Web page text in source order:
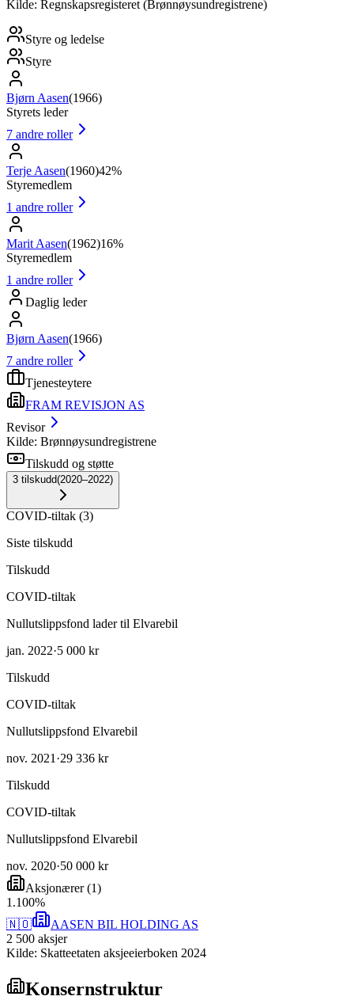
Kilde: Regnskapsregisteret (Brønnøysundregistrene)
Styre og ledelse
Styre
Bjørn Aasen(1966)
Styrets leder
7 andre roller
Terje Aasen(1960)42%
Styremedlem
1 andre roller
Marit Aasen(1962)16%
Styremedlem
1 andre roller
Daglig leder
Bjørn Aasen(1966)
7 andre roller
Tjenesteytere
FRAM REVISJON AS
Revisor
Kilde: Brønnøysundregistrene
Tilskudd og støtte
3 tilskudd(2020–2022)
COVID-tiltak (3)
Siste tilskudd
Tilskudd
COVID-tiltak
Nullutslippsfond lader til Elvarebil
jan. 2022·5 000 kr
Tilskudd
COVID-tiltak
Nullutslippsfond Elvarebil
nov. 2021 ·29 336 kr
Tilskudd
COVID-tiltak
Nullutslippsfond Elvarebil
nov. 2020·50 000 kr
Aksjonærer(1)
1 .100%
🇳🇴
AASEN BIL HOLDING AS
2 500 aksjer
Kilde: Skatteetaten aksjeeierboken 2024
Konsernstruktur